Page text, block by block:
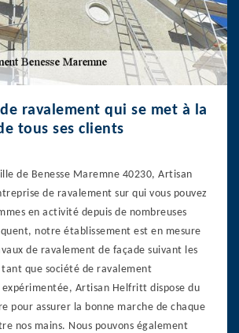
ravalement qui se met à la
tous ses clients
de Benesse Maremne 40230, Artisan
de ravalement sur qui vous pouvez
en activité depuis de nombreuses
notre établissement est en mesure
de ravalement de façade suivant les
tant que société de ravalement
Artisan Helfritt dispose du
pour assurer la bonne marche de chaque
nos mains. Nous pouvons également